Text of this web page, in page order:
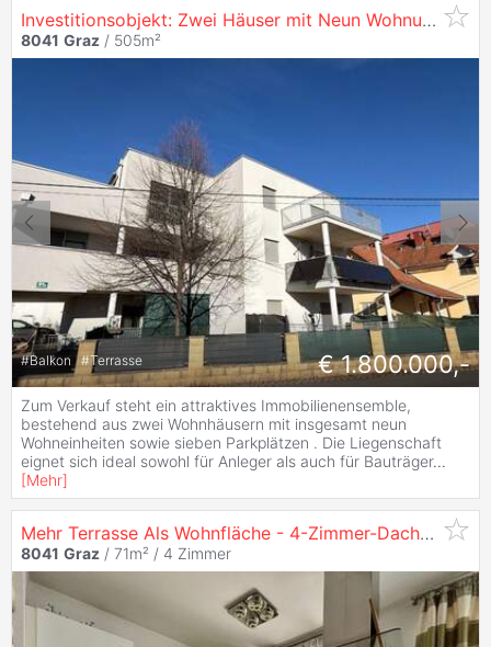
Investitionsobjekt: Zwei Häuser mit Neun Wohnungen und Sieben Parkplätzen /
8041 Graz / 505m²
#Balkon #Terrasse € 1.800.000,-
Zum Verkauf steht ein attraktives Immobilienensemble,
bestehend aus zwei Wohnhäusern mit insgesamt neun
Wohneinheiten sowie sieben Parkplätzen . Die Liegenschaft
eignet sich ideal sowohl für Anleger als auch für Bauträger...
[Mehr]
Mehr Terrasse Als Wohnfläche - 4-Zimmer-Dachgeschosswohnung mit 86 m² Sonnenterrasse in
8041 Graz / 71m² / 4 Zimmer